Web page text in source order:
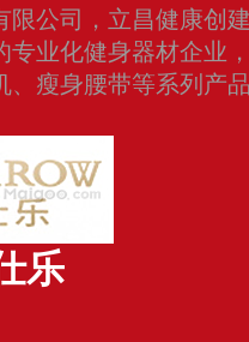
限公司，立昌健康创
专业化健身器材企业
、瘦身腰带等系列产
乐